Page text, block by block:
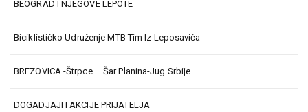
BEOGRAD I NJEGOVE LEPOTE
Biciklističko Udruženje MTB Tim Iz Leposavića
BREZOVICA -Štrpce – Šar Planina-Jug Srbije
DOGADJAJI I AKCIJE PRIJATELJA